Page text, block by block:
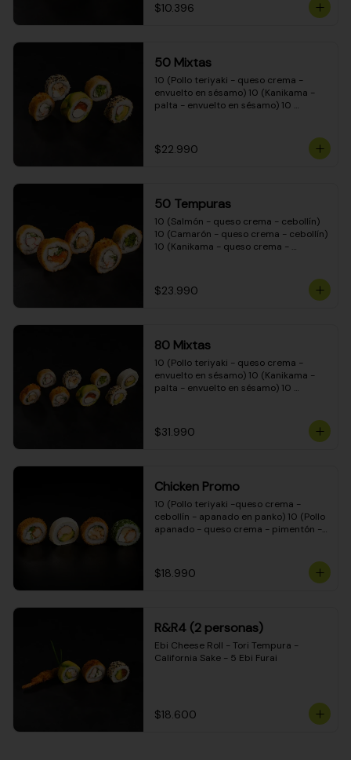
$10.396
50 Mixtas
10 (Pollo teriyaki - queso crema -
envuelto en sésamo) 10 (Kanikama -
palta - envuelto en sésamo) 10
cebollín - envuelto en masa tempura)
10 (Pimentón - queso crema - cebollín
$22.990
50 Tempuras
10 (Salmón - queso crema - cebollín)
10 (Camarón - queso crema - cebollín)
10 (Kanikama - queso crema -
crema - cebollín)
$23.990
80 Mixtas
10 (Pollo teriyaki - queso crema -
envuelto en sésamo) 10 (Kanikama -
palta - envuelto en sésamo) 10
envuelto en queso crema) 10
(Camarón - queso crema - cebollín -
teriyaki - queso crema - cebollín -
envuelto en masa tempura) 10
(Pimentón - queso crema - cebollín -
envuelto en masa tempura)
$31.990
Chicken Promo
10 (Pollo teriyaki -queso crema -
cebollín - apanado en panko) 10 (Pollo
apanado - queso crema - pimentón -
ciboulette) 10 (Pollo teriyaki - palta -
envuelto en queso crema)
$18.990
R&R4 (2 personas)
Ebi Cheese Roll - Tori Tempura -
California Sake - 5 Ebi Furai
$18.600